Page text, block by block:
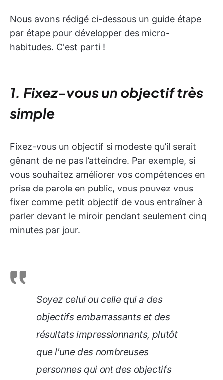
Nous avons rédigé ci-dessous un guide étape
par étape pour développer des micro-
habitudes. C'est parti !
1. Fixez-vous un objectif très
simple
Fixez-vous un objectif si modeste qu’il serait
gênant de ne pas l’atteindre. Par exemple, si
vous souhaitez améliorer vos compétences en
prise de parole en public, vous pouvez vous
fixer comme petit objectif de vous entraîner à
parler devant le miroir pendant seulement cinq
minutes par jour.
Soyez celui ou celle qui a des
objectifs embarrassants et des
résultats impressionnants, plutôt
que l'une des nombreuses
personnes qui ont des objectifs